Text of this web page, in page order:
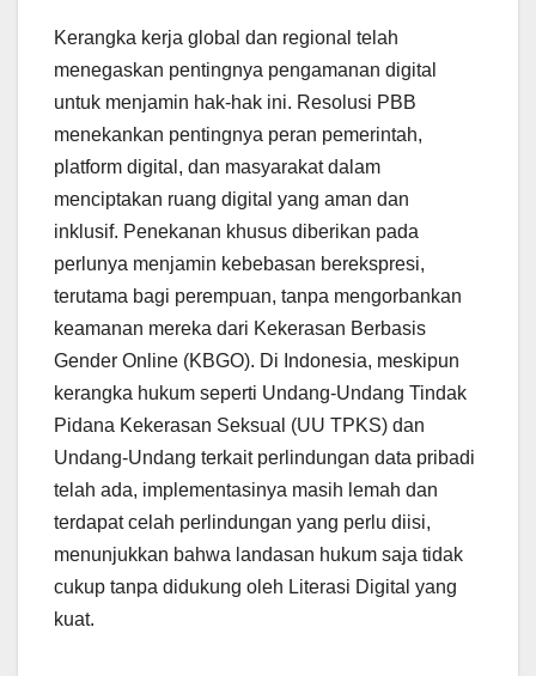
Kerangka kerja global dan regional telah
menegaskan pentingnya pengamanan digital
untuk menjamin hak-hak ini. Resolusi PBB
menekankan pentingnya peran pemerintah,
platform digital, dan masyarakat dalam
menciptakan ruang digital yang aman dan
inklusif. Penekanan khusus diberikan pada
perlunya menjamin kebebasan berekspresi,
terutama bagi perempuan, tanpa mengorbankan
keamanan mereka dari Kekerasan Berbasis
Gender Online (KBGO). Di Indonesia, meskipun
kerangka hukum seperti Undang-Undang Tindak
Pidana Kekerasan Seksual (UU TPKS) dan
Undang-Undang terkait perlindungan data pribadi
telah ada, implementasinya masih lemah dan
terdapat celah perlindungan yang perlu diisi,
menunjukkan bahwa landasan hukum saja tidak
cukup tanpa didukung oleh Literasi Digital yang
kuat.